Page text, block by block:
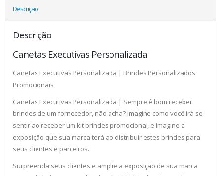
Descrição
Descrição
Canetas Executivas Personalizada
Canetas Executivas Personalizada | Brindes Personalizados
Promocionais
Canetas Executivas Personalizada | Sempre é bom receber
brindes de um fornecedor, não acha? Imagine como você irá se
sentir ao receber um kit brindes promocional, e imagine a
exposição que sua marca terá ao distribuir estes brindes para
seus clientes e parceiros.
Surpreenda seus clientes e amplie a exposição de sua marca